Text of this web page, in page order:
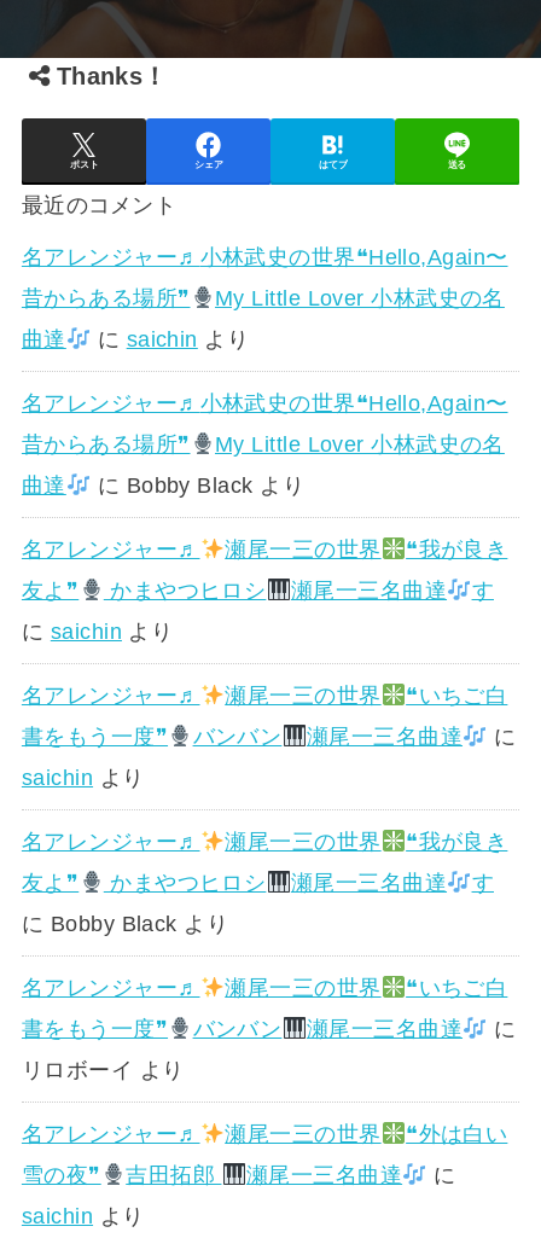
Thanks！
ポスト シェア はてブ 送る
最近のコメント
名アレンジャー♬ 小林武史の世界❝Hello,Again〜
昔からある場所❞
My Little Lover 小林武史の名
曲達
に saichin より
名アレンジャー♬ 小林武史の世界❝Hello,Again〜
昔からある場所❞
My Little Lover 小林武史の名
曲達
に Bobby Black より
名アレンジャー♬ 瀬尾一三の世界
❝我が良き
友よ❞
かまやつヒロシ 瀬尾一三名曲達
す
に saichin より
名アレンジャー♬ 瀬尾一三の世界
❝いちご白
書をもう一度❞
バンバン 瀬尾一三名曲達
に
saichin より
名アレンジャー♬ 瀬尾一三の世界
❝我が良き
友よ❞
かまやつヒロシ 瀬尾一三名曲達
す
に Bobby Black より
名アレンジャー♬ 瀬尾一三の世界
❝いちご白
書をもう一度❞
バンバン 瀬尾一三名曲達
に
リロボーイ より
名アレンジャー♬ 瀬尾一三の世界
❝外は白い
雪の夜❞
吉田拓郎 瀬尾一三名曲達
に
saichin より